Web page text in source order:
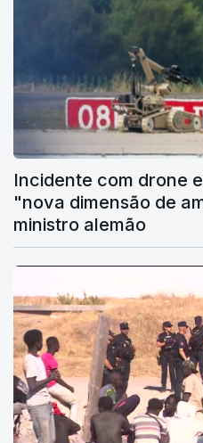
Incidente com drone
"nova dimensão de
ministro alemão